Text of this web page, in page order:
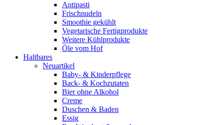
Antipasti
Frischnudeln
Smoothie gekühlt
Vegetarische Fertigprodukte
Weitere Kühlprodukte
Öle vom Hof
Haltbares
Neuartikel
Baby- & Kinderpflege
Back- & Kochzutaten
Bier ohne Alkohol
Creme
Duschen & Baden
Essig